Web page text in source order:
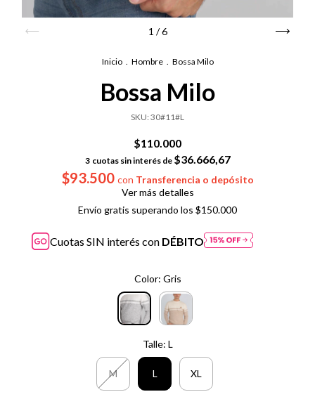
1 /6
Inicio . Hombre . Bossa Milo
Bossa Milo
SKU: 30#11#L
$110.000
$93.500 con Transferencia o depósito
Cuotas SIN interés con DÉBITO
3 cuotas sin interés de $36.666,67
Ver más detalles
Envío gratis superando los $150.000
Color: Gris
Talle: L
M L XL